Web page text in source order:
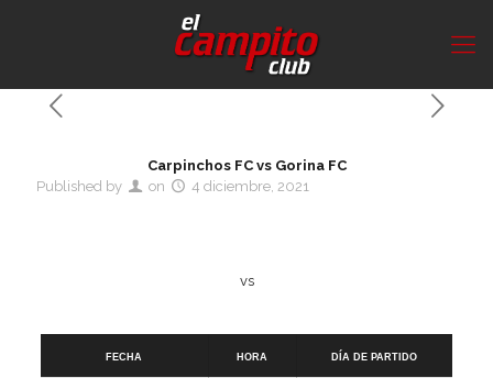
Carpinchos FC vs Gorina FC
Published by
on 4 diciembre, 2021
vs
Fecha
Hora Día de partido